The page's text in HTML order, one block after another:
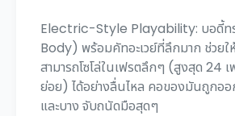
Electric-Style Playability: บอดี้ท
Body) พร้อมคัทอะเวย์ที่ลึกมาก ช่วยใ
สามารถโซโล่ในเฟรตลึกๆ (สูงสุด 24
ย่อย) ได้อย่างลื่นไหล คอของมันถูกออ
และบาง จับถนัดมือสุดๆ